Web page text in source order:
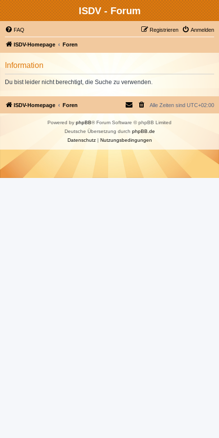
ISDV - Forum
FAQ Anmelden
Registrieren
ISDV-Homepage Foren
Information
Du bist leider nicht berechtigt, die Suche zu verwenden.
ISDV-Homepage Foren Alle Zeiten sind UTC+02:00
Powered by phpBB® Forum Software © phpBB Limited
Deutsche Übersetzung durch phpBB.de
Datenschutz| Nutzungsbedingungen